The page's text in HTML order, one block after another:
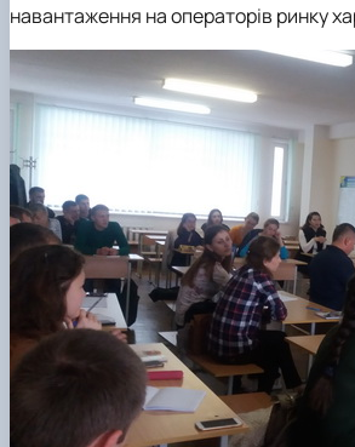
навантаження на операторів ринку